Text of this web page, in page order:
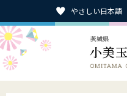
やさしい日本語